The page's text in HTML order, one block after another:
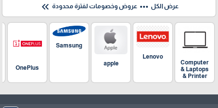
عرض الكل more_horiz عروض وخصومات لفترة محدودة keyboard_double_arrow_left
Computer
& Laptops
& Printer
Lenovo
apple
Samsung
OnePlus